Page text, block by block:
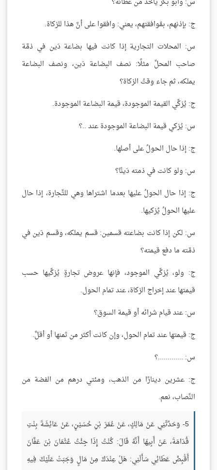
ج: بإذنهم، بمُوافقتهم، يعني: وافقوا على أنَّ هذا للزكاة.
س: المحلات التجارية إذا كانت فيها بضاعة دَين في ذمَّة
صاحب المحلِّ مثلًا: نصف البضاعة دَين، ونصف البضاعة
يملكه، ثم جاء وقتُ الزكاة؟
ج: يُزكِّي القيمة الموجودة، قيمة البضاعة الموجودة.
س: يُزكي قيمة البضاعة الموجودة عند ..؟
ج: إذا حال الحولُ على أصلها.
س: ولو كانت في ذمته دَينًا؟
ج: إذا حال الحولُ عليها بعدما اشتراها وهي للتِّجارة، إذا حال
عليها الحولُ يُزكيها.
س: لكن إذا كانت بضاعته قسمين: قسم يملكه، وقسم دَين في
ذمَّته ما دفع قيمته؟
ج: ولو، يُزكِّي الموجود، فإنها عروض تجارةٍ يُزكِّيها حسب
قيمتها عند إخراج الزكاة، عند تمام الحول.
س: عند قيام شرائه أو قيمة السوق؟
ج: قيمتها عند تمام الحول، وإن كانت أكثر من ثمنها أو أقلَّ.
س: .............؟
ج: عشرين دينارًا من الذهب، ومئتي درهم من الفضة من
النِّصاب، نعم.
5- وَحَدَّثَنِي عَنْ مَالِكٍ، عَنْ عُمَرَ بْنِ حُسَيْنٍ، عَنْ عَائِشَةَ بِنْتِ
قُدَامَةَ، عَنْ أَبِيهَا أَنَّهُ قَالَ: كُنْتُ إِذَا جِئْتُ عُثْمَانَ بْنَ عَفَّانَ
أَقْبِضُ عَطَائِي سَأَلَنِي: هَلْ عِنْدَكَ مِنْ مَالٍ وَجَبَتْ عَلَيْكَ فِيهِ